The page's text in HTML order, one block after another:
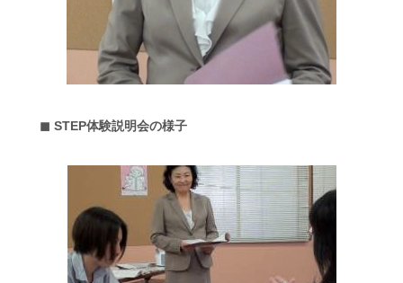
◼︎ STEP体験説明会の様子